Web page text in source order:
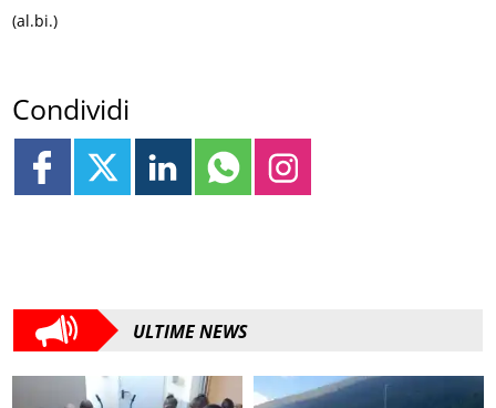
(al.bi.)
Condividi
ULTIME NEWS